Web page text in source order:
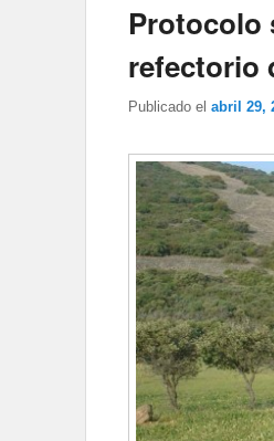
Protocolo
refectorio
Publicado el abril 29,